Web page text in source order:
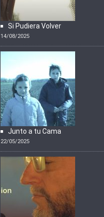
Si Pudiera Volver
14/08/2025
Junto a tu Cama
22/05/2025